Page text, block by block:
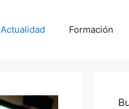
Actualidad Formación